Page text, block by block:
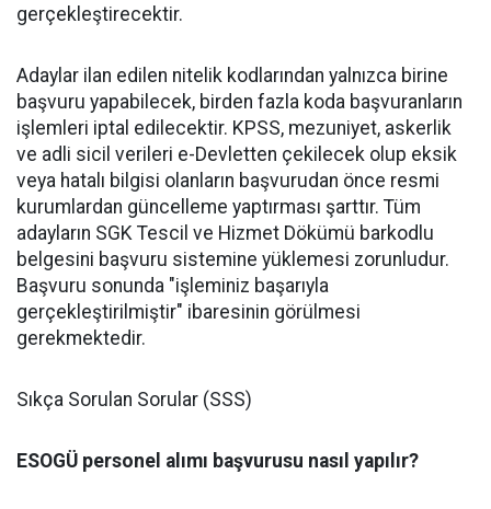
gerçekleştirecektir.
Adaylar ilan edilen nitelik kodlarından yalnızca birine
başvuru yapabilecek, birden fazla koda başvuranların
işlemleri iptal edilecektir. KPSS, mezuniyet, askerlik
ve adli sicil verileri e-Devletten çekilecek olup eksik
veya hatalı bilgisi olanların başvurudan önce resmi
kurumlardan güncelleme yaptırması şarttır. Tüm
adayların SGK Tescil ve Hizmet Dökümü barkodlu
belgesini başvuru sistemine yüklemesi zorunludur.
Başvuru sonunda "işleminiz başarıyla
gerçekleştirilmiştir" ibaresinin görülmesi
gerekmektedir.
Sıkça Sorulan Sorular (SSS)
ESOGÜ personel alımı başvurusu nasıl yapılır?